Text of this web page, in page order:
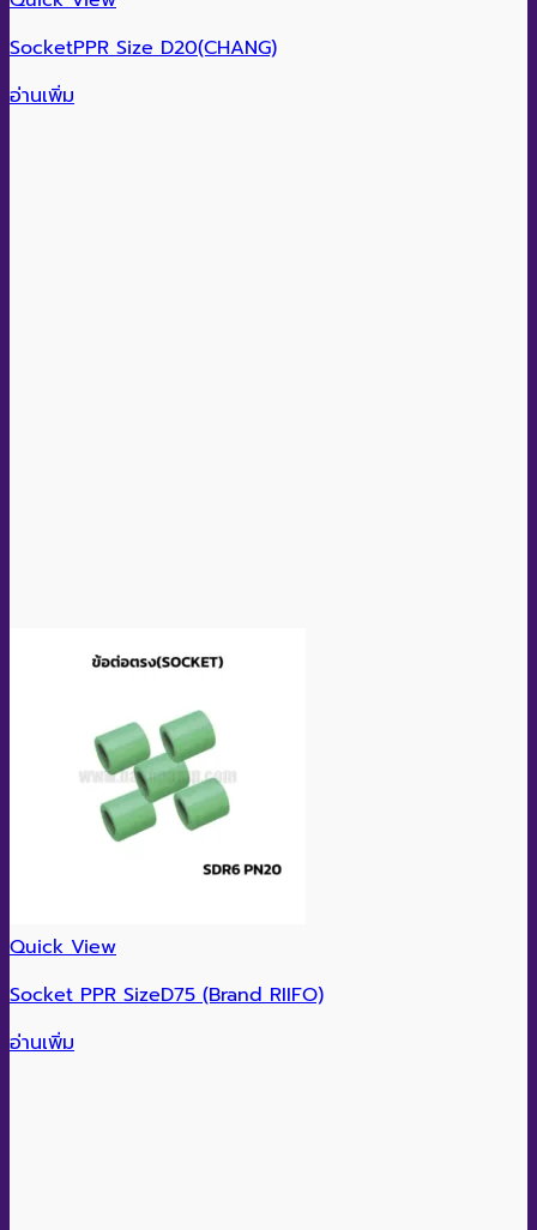
SocketPPR Size D20(CHANG)
อ่านเพิ่ม
Quick View
Socket PPR SizeD75 (Brand RIIFO)
อ่านเพิ่ม